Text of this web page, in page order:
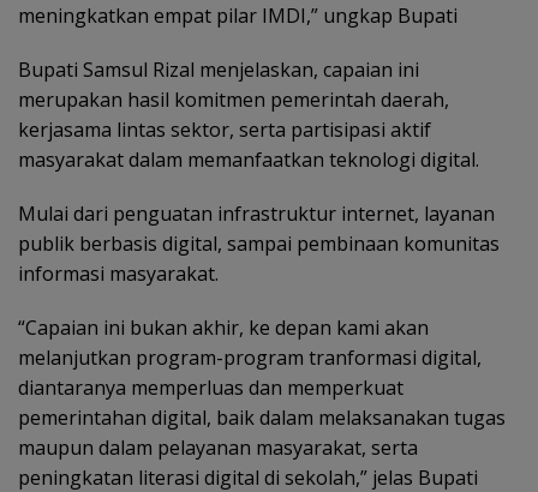
meningkatkan empat pilar IMDI,” ungkap Bupati
Bupati Samsul Rizal menjelaskan, capaian ini
merupakan hasil komitmen pemerintah daerah,
kerjasama lintas sektor, serta partisipasi aktif
masyarakat dalam memanfaatkan teknologi digital.
Mulai dari penguatan infrastruktur internet, layanan
publik berbasis digital, sampai pembinaan komunitas
informasi masyarakat.
“Capaian ini bukan akhir, ke depan kami akan
melanjutkan program-program tranformasi digital,
diantaranya memperluas dan memperkuat
pemerintahan digital, baik dalam melaksanakan tugas
maupun dalam pelayanan masyarakat, serta
peningkatan literasi digital di sekolah,” jelas Bupati